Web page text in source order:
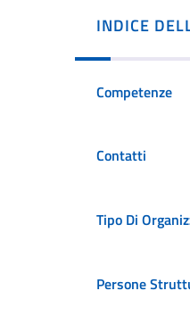
INDICE
Competenze
Contatti
Tipo Di
Persone